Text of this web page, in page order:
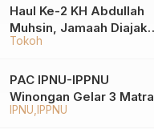
Tokoh
Haul Ke-2 KH Abdullah
Muhsin, Jamaah Diajak
Meneladani
IPNU IPPNU
PAC IPNU-IPPNU
Winongan Gelar 3 Matra
di MA Ma’arif An-Nur